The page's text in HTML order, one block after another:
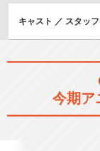
キャスト ／ スタッフ
今期ア